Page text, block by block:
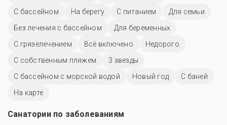
C бассейном
На берегу С питанием
Для семьи
Без лечения с бассейном
Для беременных
С грязелечением
Всё включено
Недорого
С собственным пляжем
3 звезды
С бассейном с морской водой
Новый год
С баней
На карте
Санатории по заболеваниям